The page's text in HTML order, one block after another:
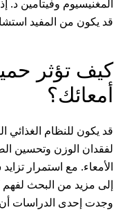
المغنيسيوم وفيتامين د.
قد يكون من المفيد
كيف تؤثر
أمعائك؟
قد يكون للنظام الغذائي
لفقدان الوزن وتحسين
الأمعاء. مع استمرار
إلى مزيد من البحث لفهم
وجدت إحدى الدراسات أن